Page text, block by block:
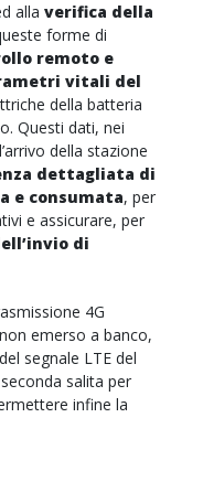
allaverifica della
forme di
remoto e
vitali del
della batteria
Questi dati, nei
della stazione
dettagliata di
e consumata, per
e assicurare, per
di
4G
emerso a banco,
segnale LTE del
salita per
infine la